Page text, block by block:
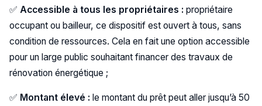
✅ Accessible à tous les propriétaires : propriétaire
occupant ou bailleur, ce dispositif est ouvert à tous, sans
condition de ressources. Cela en fait une option accessible
pour un large public souhaitant financer des travaux de
rénovation énergétique ;
✅ Montant élevé : le montant du prêt peut aller jusqu’à 50